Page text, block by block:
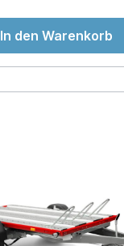
In den Warenkorb